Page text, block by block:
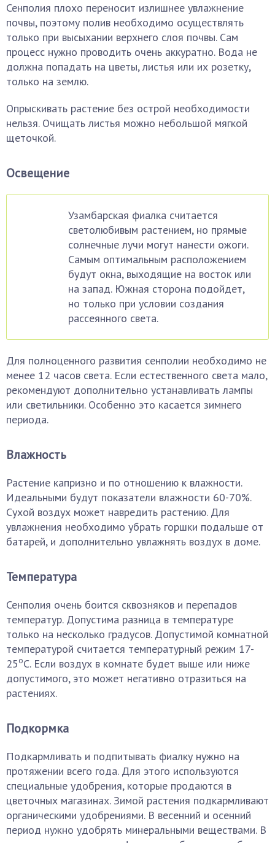
Сенполия плохо переносит излишнее увлажнение
почвы, поэтому полив необходимо осуществлять
только при высыхании верхнего слоя почвы. Сам
процесс нужно проводить очень аккуратно. Вода не
должна попадать на цветы, листья или их розетку,
только на землю.
Опрыскивать растение без острой необходимости
нельзя. Очищать листья можно небольшой мягкой
щеточкой.
Освещение
Узамбарская фиалка считается
светолюбивым растением, но прямые
солнечные лучи могут нанести ожоги.
Самым оптимальным расположением
будут окна, выходящие на восток или
на запад. Южная сторона подойдет,
но только при условии создания
рассеянного света.
Для полноценного развития сенполии необходимо не
менее 12 часов света. Если естественного света мало,
рекомендуют дополнительно устанавливать лампы
или светильники. Особенно это касается зимнего
периода.
Влажность
Растение капризно и по отношению к влажности.
Идеальными будут показатели влажности 60-70%.
Сухой воздух может навредить растению. Для
увлажнения необходимо убрать горшки подальше от
батарей, и дополнительно увлажнять воздух в доме.
Температура
Сенполия очень боится сквозняков и перепадов
температур. Допустима разница в температуре
только на несколько градусов. Допустимой комнатной
температурой считается температурный режим 17-
25оС. Если воздух в комнате будет выше или ниже
допустимого, это может негативно отразиться на
растениях.
Подкормка
Подкармливать и подпитывать фиалку нужно на
протяжении всего года. Для этого используются
специальные удобрения, которые продаются в
цветочных магазинах. Зимой растения подкармливают
органическими удобрениями. В весенний и осенний
период нужно удобрять минеральными веществами. В